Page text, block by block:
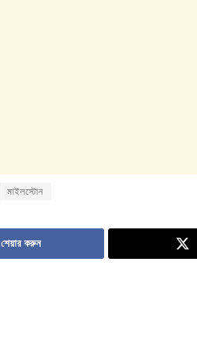
মাইলস্টোন
শেয়ার করুন